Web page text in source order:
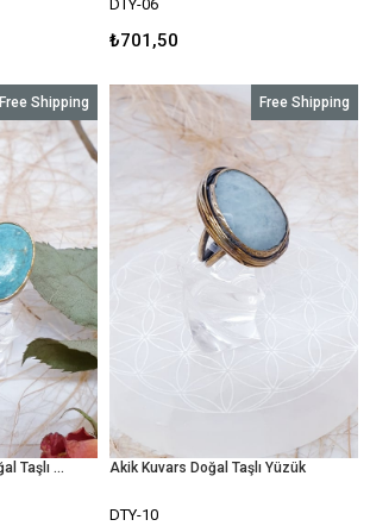
DTY-06
₺701,50
Yakut ve Labradorit Doğal Taşlı Yüzük
Free Shipping
Akik Kuvars Doğal Taşlı Yüzük
DTY-10
Free Shipping